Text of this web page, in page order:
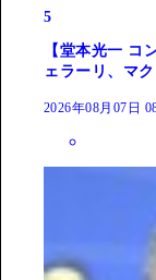
5
【堂本光一 コ
ェラーリ、マ
2026年08月07日